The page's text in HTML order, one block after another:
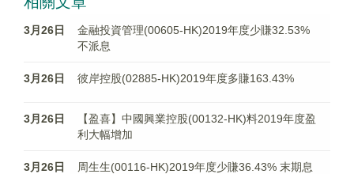
3月26日
金融投資管理(00605-HK)2019年度少賺32.53%
不派息
3月26日 彼岸控股(02885-HK)2019年度多賺163.43%
3月26日
【盈喜】中國興業控股(00132-HK)料2019年度盈
利大幅增加
3月26日
周生生(00116-HK)2019年度少賺36.43% 末期息